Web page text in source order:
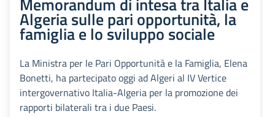
Algeria sulle pari opportunità, la
famiglia e lo sviluppo sociale
La Ministra per le Pari Opportunità e la Famiglia, Elena
Bonetti, ha partecipato oggi ad Algeri al IV Vertice
intergovernativo Italia-Algeria per la promozione dei
rapporti bilaterali tra i due Paesi.